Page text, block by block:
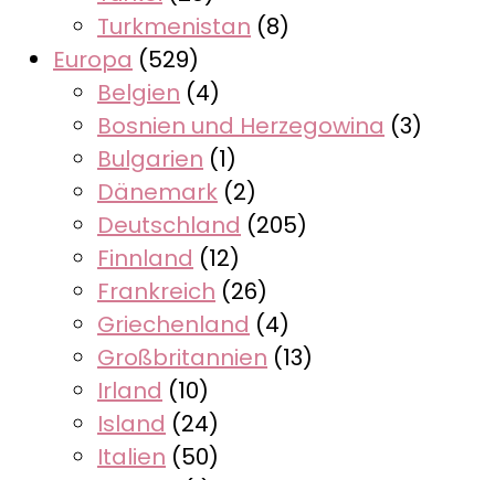
Turkmenistan (8)
Europa (529)
Belgien (4)
Bosnien und Herzegowina (3)
Bulgarien (1)
Dänemark (2)
Deutschland (205)
Finnland (12)
Frankreich (26)
Griechenland (4)
Großbritannien (13)
Irland (10)
Island (24)
Italien (50)